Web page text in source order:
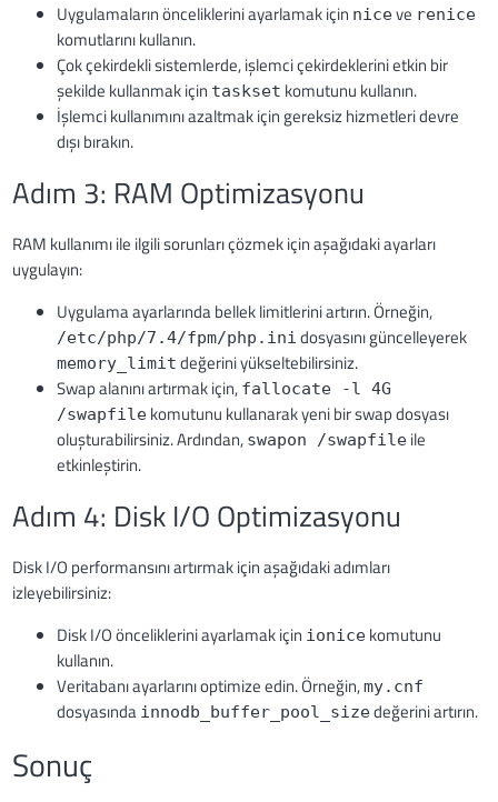
Uygulamaların önceliklerini ayarlamak için niceve renice
komutlarını kullanın.
Çok çekirdekli sistemlerde, işlemci çekirdeklerini etkin bir
şekilde kullanmak için taskset komutunu kullanın.
İşlemci kullanımını azaltmak için gereksiz hizmetleri devre
dışı bırakın.
Adım 3: RAM Optimizasyonu
RAM kullanımı ile ilgili sorunları çözmek için aşağıdaki ayarları
uygulayın:
Uygulama ayarlarında bellek limitlerini artırın. Örneğin,
/etc/php/7.4/fpm/php.ini dosyasını güncelleyerek
memory_limit değerini yükseltebilirsiniz.
Swap alanını artırmak için, fallocate -l 4G
/swapfile komutunu kullanarak yeni bir swap dosyası
oluşturabilirsiniz. Ardından, swapon /swapfile ile
etkinleştirin.
Adım 4: Disk I/O Optimizasyonu
Disk I/O performansını artırmak için aşağıdaki adımları
izleyebilirsiniz:
Disk I/O önceliklerini ayarlamak için ionice komutunu
kullanın.
Veritabanı ayarlarını optimize edin. Örneğin,my.cnf
dosyasında innodb_buffer_pool_sizedeğerini artırın.
Sonuç